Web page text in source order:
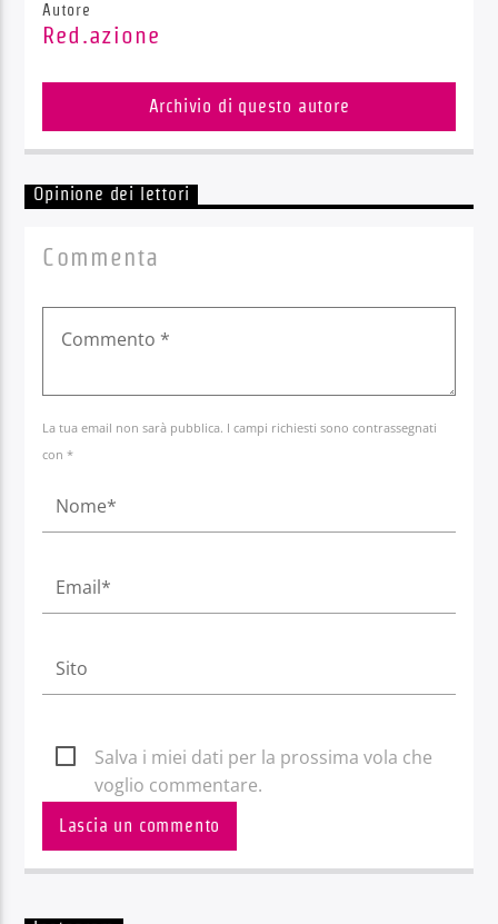
Autore
Red.azione
Archivio di questo autore
Opinione dei lettori
Commenta
La tua email non sarà pubblica. I campi richiesti sono contrassegnati
con *
Salva i miei dati per la prossima vola che
voglio commentare.